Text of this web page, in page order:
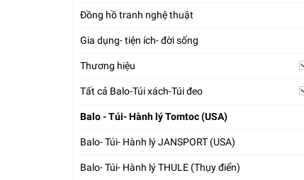
Đồng hồ tranh nghệ thuật
Gia dụng- tiện ích- đời sống
Thương hiệu
Tất cả Balo-Túi xách-Túi đeo
Balo - Túi- Hành lý Tomtoc (USA)
Balo- Túi- Hành lý JANSPORT (USA)
Balo- Túi- Hành lý THULE (Thụy điển)